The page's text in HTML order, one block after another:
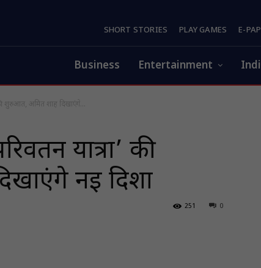
SHORT STORIES PLAY GAMES E-
Business Entertainment
शुरुआत, अमित शाह दिखाएंगे...
यात्रा’ की
नई दिशा
0
251